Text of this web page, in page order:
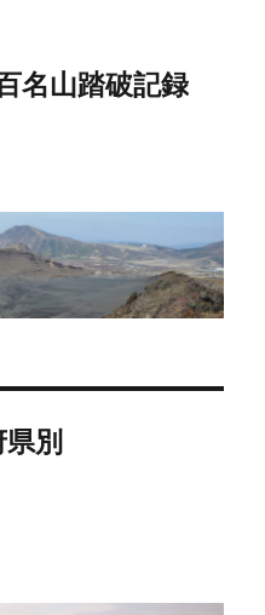
名山踏破記録
別